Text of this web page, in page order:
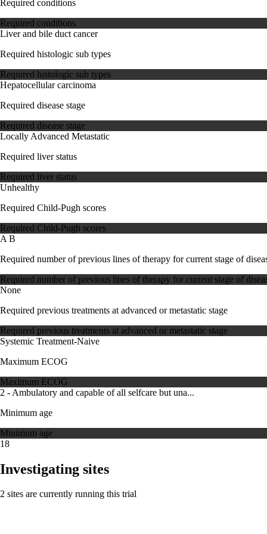
Required conditions
Required conditions
Liver and bile duct cancer
Required histologic sub types
Required histologic sub types
Hepatocellular carcinoma
Required disease stage
Required disease stage
Locally Advanced Metastatic
Required liver status
Required liver status
Unhealthy
Required Child-Pugh scores
Required Child-Pugh scores
A B
Required number of previous lines of therapy for current stage of
Required number of previous lines of therapy for current stage of
None
Required previous treatments at advanced or metastatic stage
Required previous treatments at advanced or metastatic stage
Systemic Treatment-Naive
Maximum ECOG
Maximum ECOG
2 - Ambulatory and capable of all selfcare but una...
Minimum age
Minimum age
18
Investigating sites
2 sites are currently running this trial